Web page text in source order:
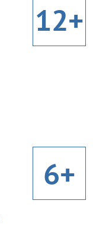
12+
6+